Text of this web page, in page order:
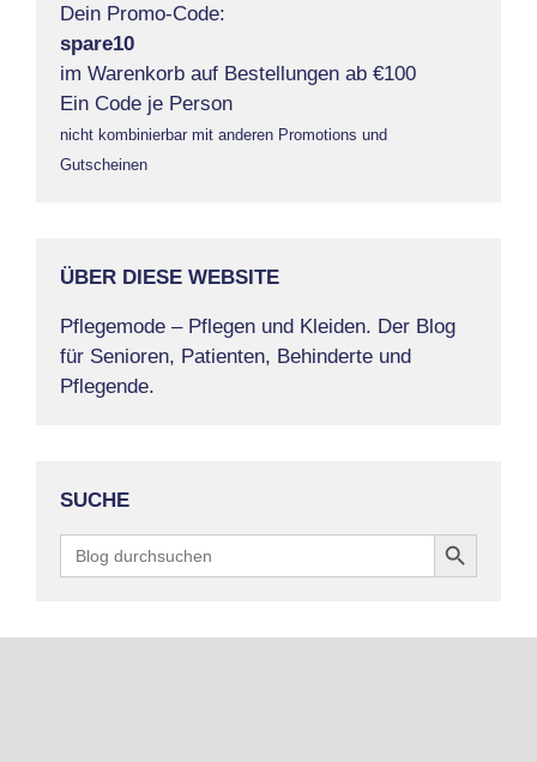
Dein Promo-Code:
spare10
im Warenkorb auf Bestellungen ab €100
Ein Code je Person
nicht kombinierbar mit anderen Promotions und
Gutscheinen
ÜBER DIESE WEBSITE
Pflegemode – Pflegen und Kleiden. Der Blog
für Senioren, Patienten, Behinderte und
Pflegende.
SUCHE
Search
for:
Search Button